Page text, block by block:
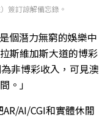
簽訂諒解備忘錄。
個潛力無窮的娛樂中
斯維加斯大道的博彩
非博彩收入，可見澳
。」
AI/CGI和實體休閒